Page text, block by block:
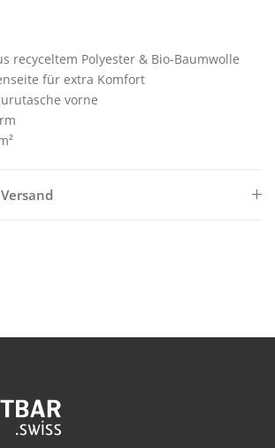
recyceltem Polyester & Bio-Baumwolle
für extra Komfort
vorne